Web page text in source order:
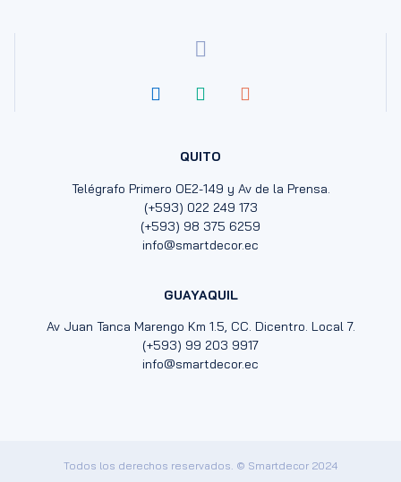
QUITO
Telégrafo Primero OE2-149 y Av de la Prensa.
(+593) 022 249 173
(+593) 98 375 6259
info@smartdecor.ec
GUAYAQUIL
Av Juan Tanca Marengo Km 1.5, CC. Dicentro. Local 7.
(+593) 99 203 9917
info@smartdecor.ec
Todos los derechos reservados. © Smartdecor 2024